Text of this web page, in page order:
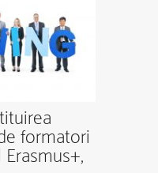
formatori